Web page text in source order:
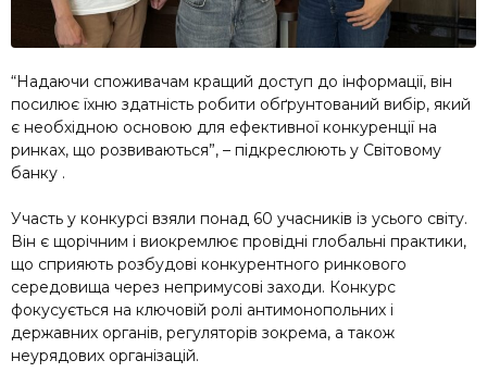
“Надаючи споживачам кращий доступ до інформації, він
посилює їхню здатність робити обґрунтований вибір, який
є необхідною основою для ефективної конкуренції на
ринках, що розвиваються”, – підкреслюють у Світовому
банку .
Участь у конкурсі взяли понад 60 учасників із усього світу.
Він є щорічним і виокремлює провідні глобальні практики,
що сприяють розбудові конкурентного ринкового
середовища через непримусові заходи. Конкурс
фокусується на ключовій ролі антимонопольних і
державних органів, регуляторів зокрема, а також
неурядових організацій.